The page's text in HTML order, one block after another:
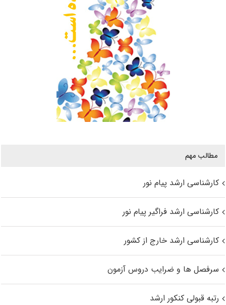
مطالب مهم
کارشناسی ارشد پیام نور
کارشناسی ارشد فراگیر پیام نور
کارشناسی ارشد خارج از کشور
سرفصل ها و ضرایب دروس آزمون
رتبه قبولی کنکور ارشد